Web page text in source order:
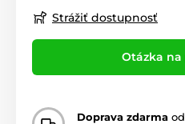
Strážiť dostupnosť
Otázka
Doprava zdarma od